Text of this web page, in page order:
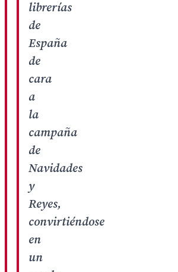
librerías
de
España
de
cara
a
la
campaña
de
Navidades
y
Reyes,
convirtiéndose
en
un